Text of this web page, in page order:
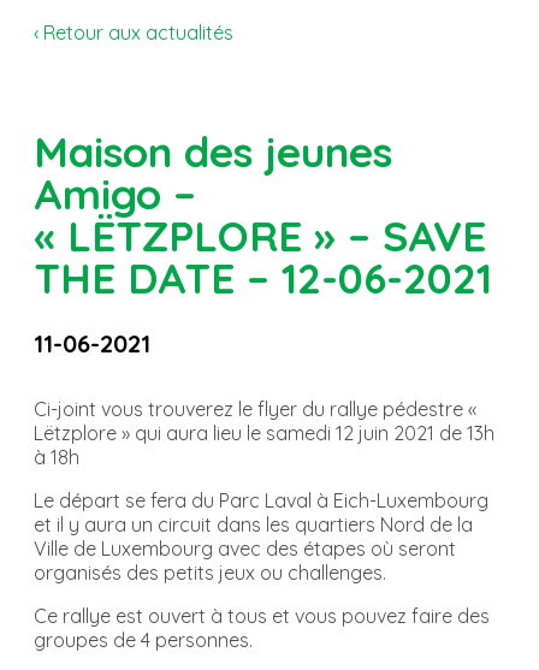
‹ Retour aux actualités
Maison des jeunes
Amigo –
« LËTZPLORE » – SAVE
THE DATE – 12-06-2021
11-06-2021
Ci-joint vous trouverez le flyer du rallye pédestre «
Lëtzplore » qui aura lieu le samedi 12 juin 2021 de 13h
à 18h
Le départ se fera du Parc Laval à Eich-Luxembourg
et il y aura un circuit dans les quartiers Nord de la
Ville de Luxembourg avec des étapes où seront
organisés des petits jeux ou challenges.
Ce rallye est ouvert à tous et vous pouvez faire des
groupes de 4 personnes.